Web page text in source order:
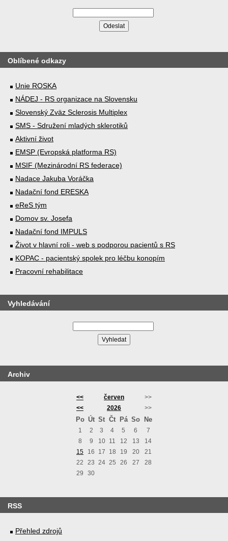
Oblíbené odkazy
Unie ROSKA
NÁDEJ - RS organizace na Slovensku
Slovenský Zväz Sclerosis Multiplex
SMS - Sdružení mladých sklerotiků
Aktivní život
EMSP (Evropská platforma RS)
MSIF (Mezinárodní RS federace)
Nadace Jakuba Voráčka
Nadační fond ERESKA
eReS tým
Domov sv. Josefa
Nadační fond IMPULS
Život v hlavní roli - web s podporou pacientů s RS
KOPAC - pacientský spolek pro léčbu konopím
Pracovní rehabilitace
Vyhledávání
Archiv
<< červen
>>
<<
2026 >>
Po Út St Čt Pá So Ne
1 2 3 4 5 6
7
8
9 10 11 12 13
14
15
16 17 18 19 20
21
22
23 24 25 26 27
28
29
30
RSS
Přehled zdrojů